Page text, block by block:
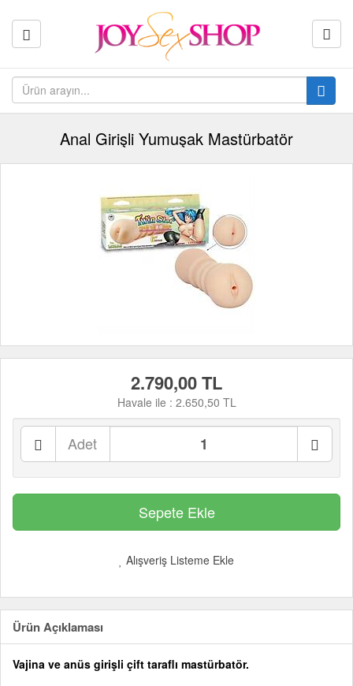
Anal Girişli Yumuşak Mastürbatör
2.790,00 TL
Havale ile : 2.650,50 TL
Adet
Alışveriş Listeme Ekle
Ürün Açıklaması
Vajina ve anüs girişli çift taraflı mastürbatör.